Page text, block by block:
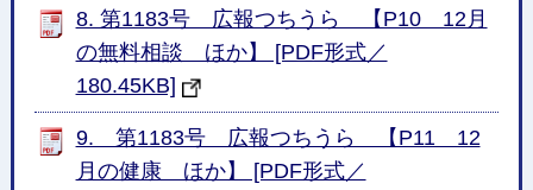
8. 第1183号 広報つちうら 【P10 12月
の無料相談 ほか】 [PDF形式／
180.45KB]
9. 第1183号 広報つちうら 【P11 12
月の健康 ほか】 [PDF形式／